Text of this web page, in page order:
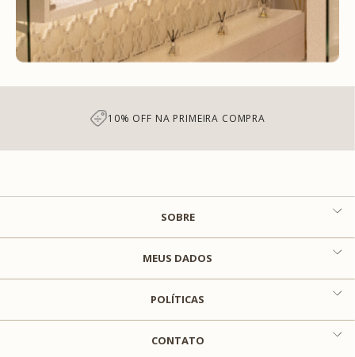
10% OFF NA PRIMEIRA COMPRA
SOBRE
MEUS DADOS
POLÍTICAS
CONTATO